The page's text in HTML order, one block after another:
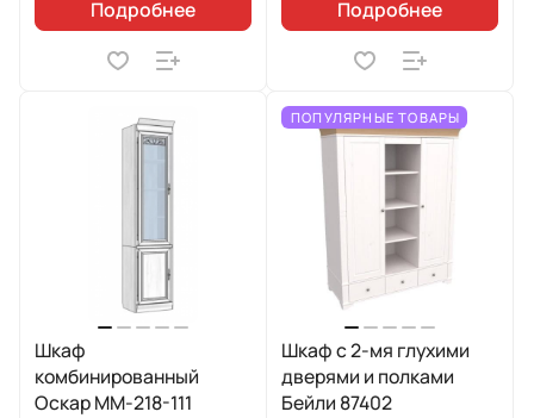
Подробнее Подробнее
Шкаф
комбинированный
Оскар ММ-218-111
ПОПУЛЯРНЫЕ ТОВАРЫ
Шкаф с 2-мя глухими
дверями и полками
Бейли 87402